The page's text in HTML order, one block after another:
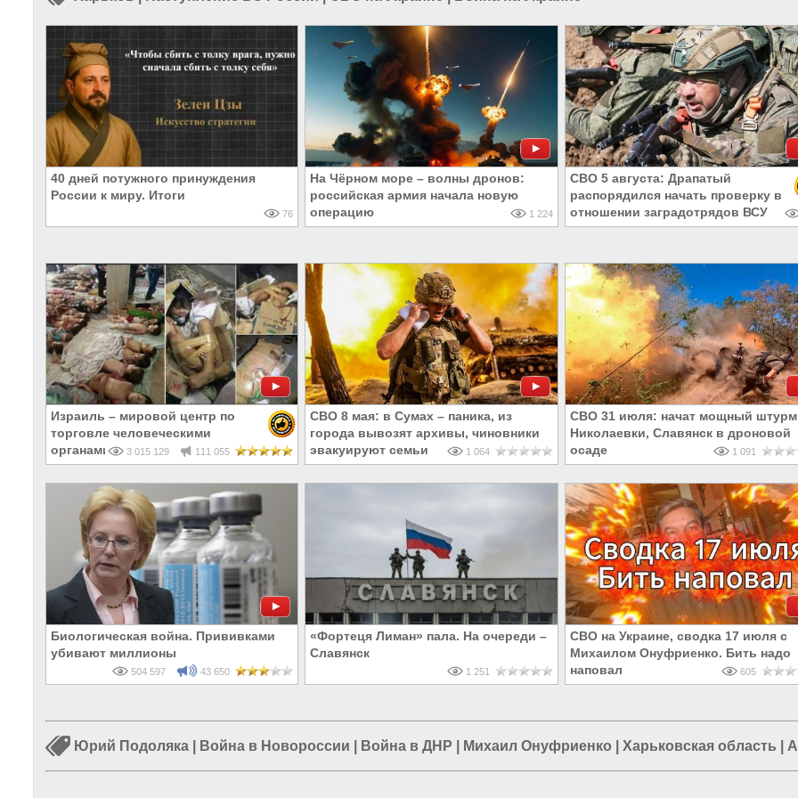
40 дней потужного принуждения
России к миру. Итоги
76
На Чёрном море – волны дронов:
российская армия начала новую
операцию
1 224
СВО 5 августа: Драпатый
распорядился начать проверку в
отношении заградотрядов ВСУ
Израиль – мировой центр по
торговле человеческими
органами
3 015 129 111 055
СВО 8 мая: в Сумах – паника, из
города вывозят архивы, чиновники
эвакуируют семьи
1 064
СВО 31 июля: начат мощный штурм
Николаевки, Славянск в дроновой
осаде
1 091
Биологическая война. Прививками
убивают миллионы
504 597 43 650
«Фортеця Лиман» пала. На очереди –
Славянск
1 251
СВО на Украине, сводка 17 июля с
Михаилом Онуфриенко. Бить надо
наповал
605
Юрий Подоляка Война в Новороссии Война в ДНР Михаил Онуфриенко Харьковская область